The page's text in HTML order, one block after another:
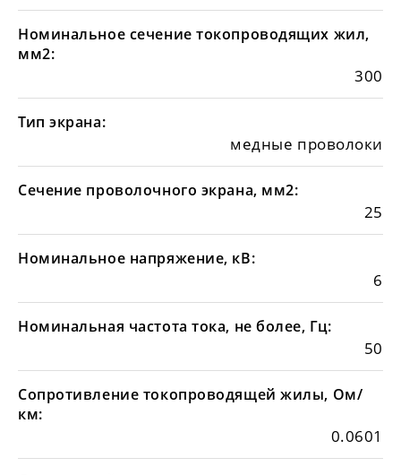
Номинальное сечение токопроводящих жил,
мм2:
300
Тип экрана:
медные проволоки
Сечение проволочного экрана, мм2:
25
Номинальное напряжение, кВ:
6
Номинальная частота тока, не более, Гц:
50
Сопротивление токопроводящей жилы, Ом/
км:
0.0601